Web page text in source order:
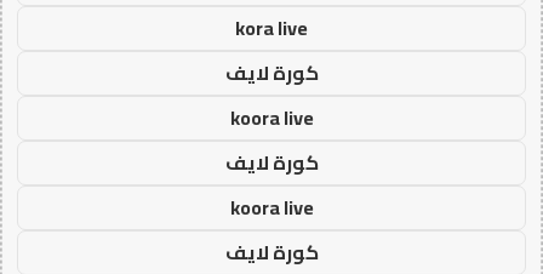
kora live
كورة لايف
koora live
كورة لايف
koora live
كورة لايف